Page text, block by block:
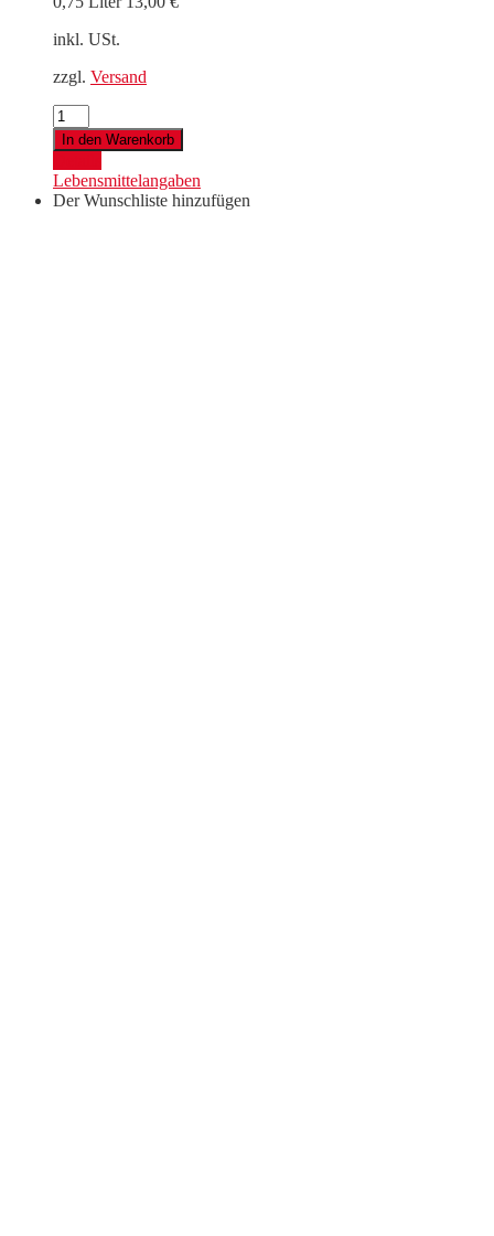
inkl. USt.
zzgl. Versand
Pinot
Blanc
Leithaberg
DAC
2024
Menge
In den Warenkorb
Lebensmittelangaben
Der Wunschliste hinzufügen